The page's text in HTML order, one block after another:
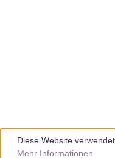
Diese Website
Mehr Informationen ...